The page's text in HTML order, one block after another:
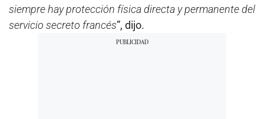
siempre hay protección física directa y permanente del
servicio secreto francés”, dijo.